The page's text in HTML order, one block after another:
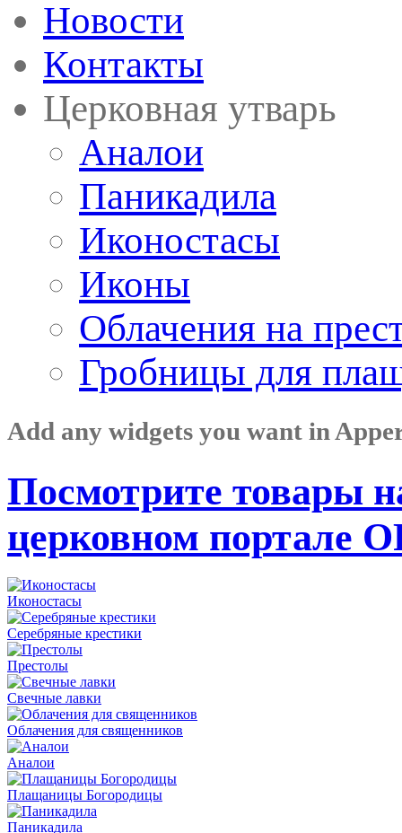
Новости
Контакты
Церковная утварь
Аналои
Паникадила
Иконостасы
Иконы
Облачения на
Гробницы для
Add any widgets you want in
Посмотрите товары
церковном портале
Иконостасы
Серебряные крестики
Престолы
Свечные лавки
Облачения для священников
Аналои
Плащаницы Богородицы
Паникадила